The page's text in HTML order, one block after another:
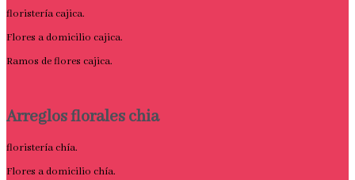
floristería cajica.
Flores a domicilio cajica.
Ramos de flores cajica.
Arreglos florales chia
floristería chía.
Flores a domicilio chía.